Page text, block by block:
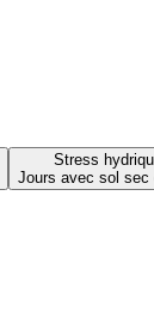
Stress
Jours avec sol sec